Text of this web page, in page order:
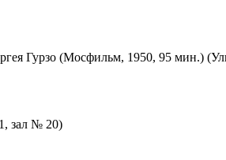
Гурзо (Мосфильм, 1950, 95 мин.)
зал № 20)